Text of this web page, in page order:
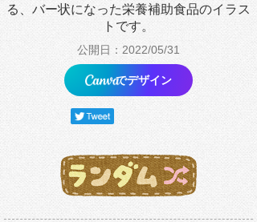
る、バー状になった栄養補助食品のイラス
トです。
公開日：2022/05/31
でデザイン